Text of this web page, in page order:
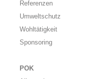
Referenzen
Umweltschutz
Wohltätigkeit
Sponsoring
POK